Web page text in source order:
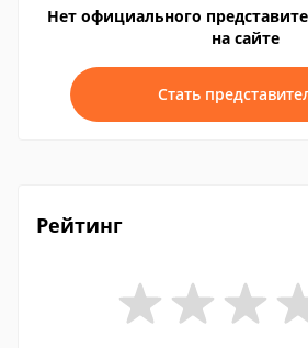
Нет официального
на сайте
Стать
Рейтинг